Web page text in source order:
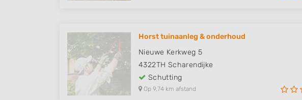
Horst tuinaanleg & onderhoud
Nieuwe Kerkweg 5
4322TH Scharendijke
Schutting
Op 9,74 km afstand